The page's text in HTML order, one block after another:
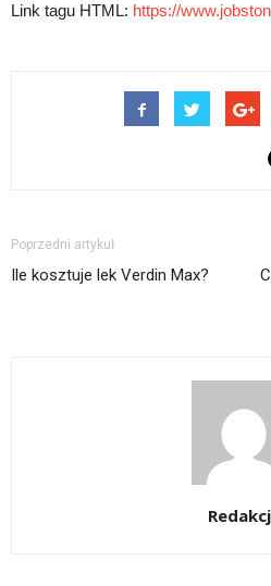
Link tagu HTML: https://
Poprzedni artykuł
Ile kosztuje lek Verdin Max?